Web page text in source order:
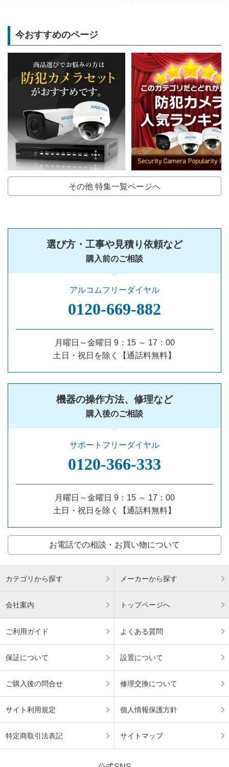
今おすすめのページ
その他 特集一覧ページへ
選び方・工事や見積り依頼など
購入前のご相談
アルコムフリーダイヤル
0120‐669‐882
月曜日～金曜日 9：15 ～ 17：00
土日・祝日を除く【通話料無料】
機器の操作方法、修理など
購入後のご相談
サポートフリーダイヤル
0120‐366‐333
月曜日～金曜日 9：15 ～ 17：00
土日・祝日を除く【通話料無料】
お電話での相談・お買い物について
カテゴリから探す メーカーから探す
会社案内 トップページへ
ご利用ガイド よくある質問
保証について 設置について
ご購入後の問合せ 修理交換について
サイト利用規定 個人情報保護方針
特定商取引法表記 サイトマップ